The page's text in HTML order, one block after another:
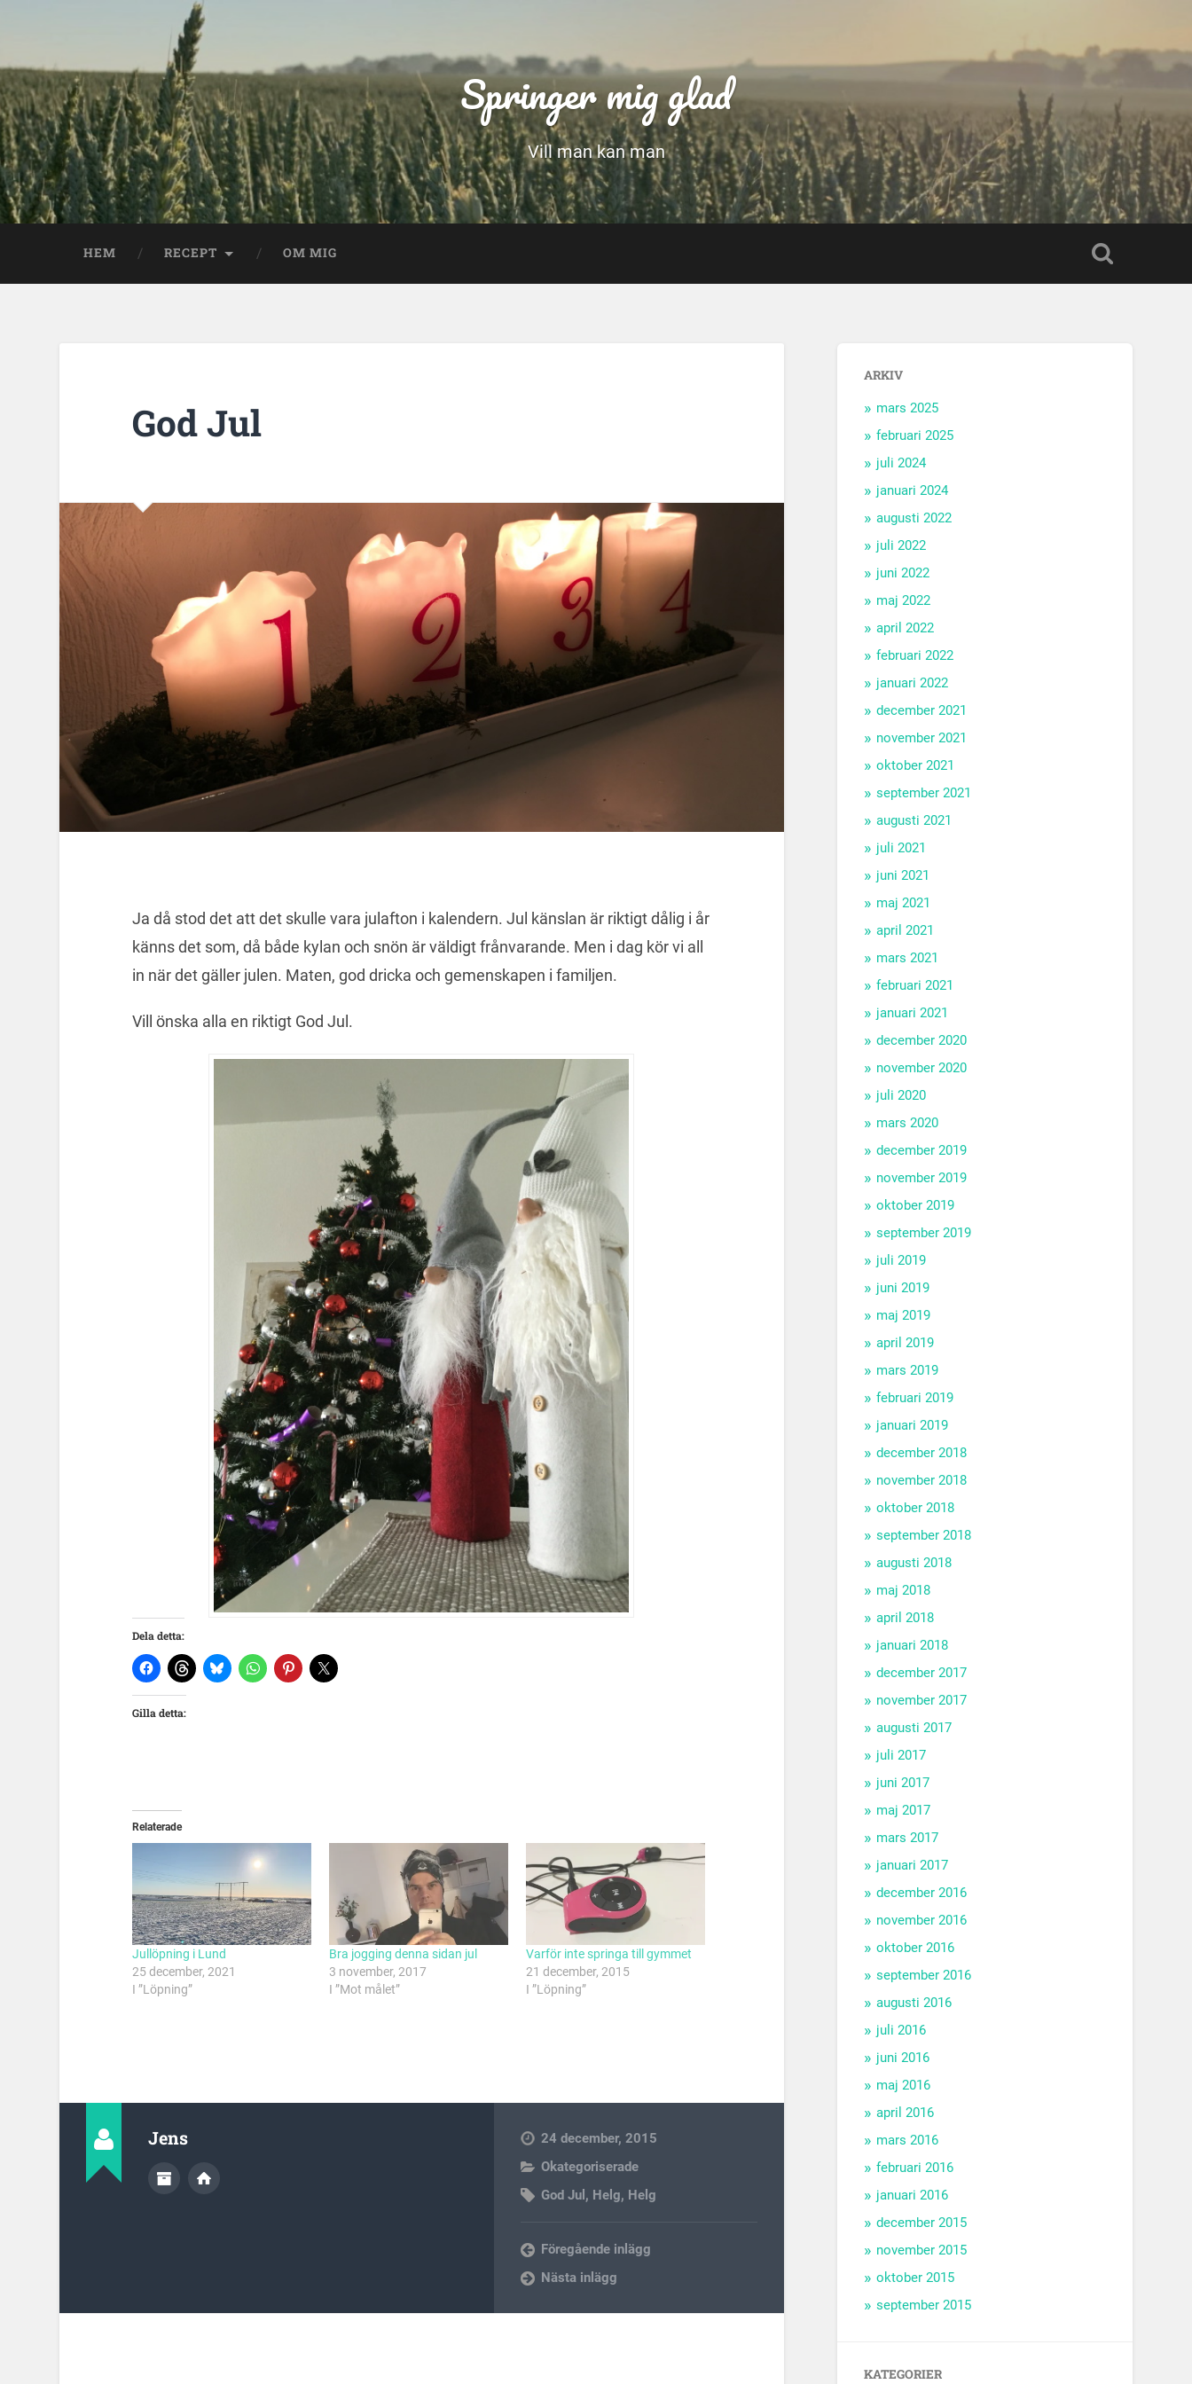
Springer mig glad
Vill man kan man
HEM RECEPT OM MIG
God Jul
Ja då stod det att det skulle vara julafton i kalendern. Jul känslan är riktigt dålig i år
känns det som, då både kylan och snön är väldigt frånvarande. Men i dag kör vi all
in när det gäller julen. Maten, god dricka och gemenskapen i familjen.
Vill önska alla en riktigt God Jul.
Dela detta:
Gilla detta:
Relaterade
Jullöpning i Lund
25 december, 2021
I ”Löpning”
Bra jogging denna sidan jul
3 november, 2017
I ”Mot målet”
Varför inte springa till gymmet
21 december, 2015
I ”Löpning”
Jens
24 december, 2015
Okategoriserade
God Jul , Helg, Helg
Föregående inlägg
Nästa inlägg
ARKIV
mars 2025
februari 2025
juli 2024
januari 2024
augusti 2022
juli 2022
juni 2022
maj 2022
april 2022
februari 2022
januari 2022
december 2021
november 2021
oktober 2021
september 2021
augusti 2021
juli 2021
juni 2021
maj 2021
april 2021
mars 2021
februari 2021
januari 2021
december 2020
november 2020
juli 2020
mars 2020
december 2019
november 2019
oktober 2019
september 2019
juli 2019
juni 2019
maj 2019
april 2019
mars 2019
februari 2019
januari 2019
december 2018
november 2018
oktober 2018
september 2018
augusti 2018
maj 2018
april 2018
januari 2018
december 2017
november 2017
augusti 2017
juli 2017
juni 2017
maj 2017
mars 2017
januari 2017
december 2016
november 2016
oktober 2016
september 2016
augusti 2016
juli 2016
juni 2016
maj 2016
april 2016
mars 2016
februari 2016
januari 2016
december 2015
november 2015
oktober 2015
september 2015
KATEGORIER